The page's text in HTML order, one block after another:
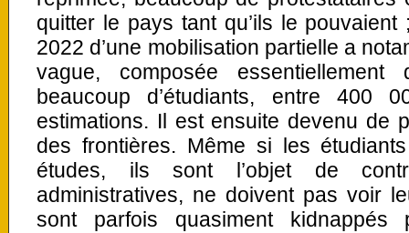
quitter le pays tant qu’ils le pouvaient
2022 d’une mobilisation partielle a
vague, composée
beaucoup d’étudiants, entre
estimations. Il est ensuite devenu de
des frontières. Même si les
études, ils sont l’objet de
administratives, ne doivent pas voir
sont parfois quasiment